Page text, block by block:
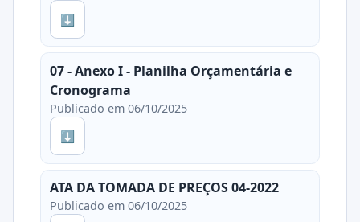
⬇
07 - Anexo I - Planilha Orçamentária e
Cronograma
Publicado em 06/10/2025
⬇
ATA DA TOMADA DE PREÇOS 04-2022
Publicado em 06/10/2025